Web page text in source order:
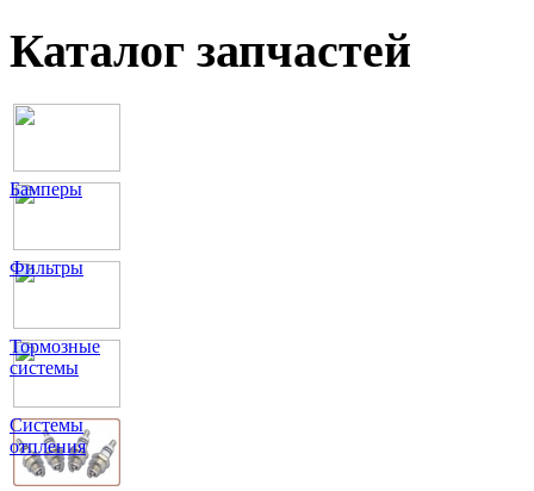
Каталог запчастей
Бамперы
Фильтры
Тормозные
системы
Системы
отпления